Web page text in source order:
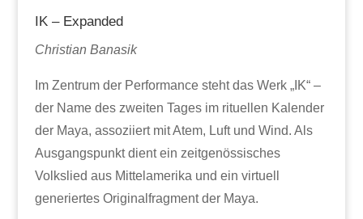
IK – Expanded
Christian Banasik
Im Zentrum der Performance steht das Werk „IK“ –
der Name des zweiten Tages im rituellen Kalender
der Maya, assoziiert mit Atem, Luft und Wind. Als
Ausgangspunkt dient ein zeitgenössisches
Volkslied aus Mittelamerika und ein virtuell
generiertes Originalfragment der Maya.